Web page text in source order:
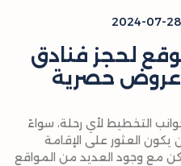
لحجز فنادق
وعروض حصرية
التخطيط لأي رحلة، سواءً
العثور على الإقامة
مع وجود العديد من المواقع